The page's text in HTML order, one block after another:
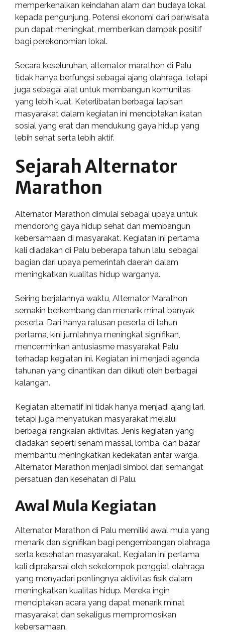
memperkenalkan keindahan alam dan budaya lokal
kepada pengunjung. Potensi ekonomi dari pariwisata
pun dapat meningkat, memberikan dampak positif
bagi perekonomian lokal.
Secara keseluruhan, alternator marathon di Palu
tidak hanya berfungsi sebagai ajang olahraga, tetapi
juga sebagai alat untuk membangun komunitas
yang lebih kuat. Keterlibatan berbagai lapisan
masyarakat dalam kegiatan ini menciptakan ikatan
sosial yang erat dan mendukung gaya hidup yang
lebih sehat serta lebih aktif.
Sejarah Alternator
Marathon
Alternator Marathon dimulai sebagai upaya untuk
mendorong gaya hidup sehat dan membangun
kebersamaan di masyarakat. Kegiatan ini pertama
kali diadakan di Palu beberapa tahun lalu, sebagai
bagian dari upaya pemerintah daerah dalam
meningkatkan kualitas hidup warganya.
Seiring berjalannya waktu, Alternator Marathon
semakin berkembang dan menarik minat banyak
peserta. Dari hanya ratusan peserta di tahun
pertama, kini jumlahnya meningkat signifikan,
mencerminkan antusiasme masyarakat Palu
terhadap kegiatan ini. Kegiatan ini menjadi agenda
tahunan yang dinantikan dan diikuti oleh berbagai
kalangan.
Kegiatan alternatif ini tidak hanya menjadi ajang lari,
tetapi juga menyatukan masyarakat melalui
berbagai rangkaian aktivitas. Jenis kegiatan yang
diadakan seperti senam massal, lomba, dan bazar
membantu meningkatkan kedekatan antar warga.
Alternator Marathon menjadi simbol dari semangat
persatuan dan kesehatan di Palu.
Awal Mula Kegiatan
Alternator Marathon di Palu memiliki awal mula yang
menarik dan signifikan bagi pengembangan olahraga
serta kesehatan masyarakat. Kegiatan ini pertama
kali diprakarsai oleh sekelompok penggiat olahraga
yang menyadari pentingnya aktivitas fisik dalam
meningkatkan kualitas hidup. Mereka ingin
menciptakan acara yang dapat menarik minat
masyarakat dan sekaligus mempromosikan
kebersamaan.